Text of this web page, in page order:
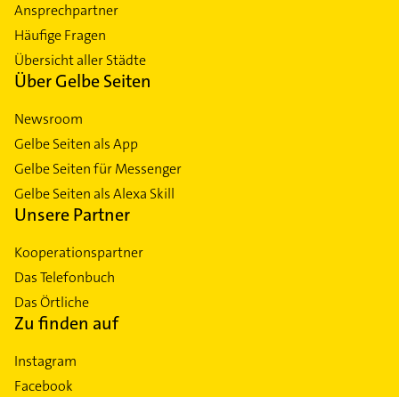
Ansprechpartner
Häufige Fragen
Übersicht aller Städte
Über Gelbe Seiten
Newsroom
Gelbe Seiten als App
Gelbe Seiten für Messenger
Gelbe Seiten als Alexa Skill
Unsere Partner
Kooperationspartner
Das Telefonbuch
Das Örtliche
Zu finden auf
Instagram
Facebook